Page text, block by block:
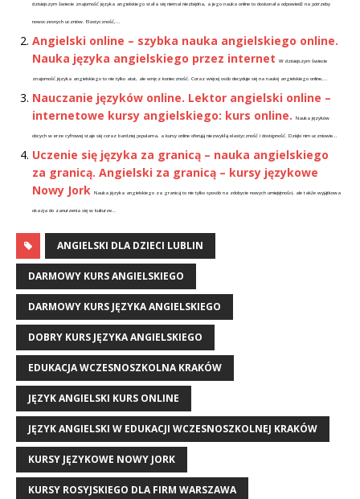
dzisiejszym świecie znajomość języka angielskiego stała się niemal niezbędna, a jego nauka online to doskonała odpowiedź na potrzeby
nowoczesnych uczniów. Elastyczność,...
Angielski online – szybka nauka angielskiego online.
Nauka języka angielskiego przez internet
W dzisiejszym świecie
znajomość języka angielskiego to nie tylko atut, ale wręcz konieczność. Coraz więcej osób decyduje się na naukę angielskiego online,...
Nauczanie języków online. Lektor angielski online –
internetowe kursy angielskiego: kurs online.
Nauka języków
obcych w erze cyfrowej staje się coraz bardziej popularna, a kursy online oferują niezwykłą elastyczność i dostępność. Dzięki nim uczniowie...
Uczenie się języka za granicą – nauka angielskiego
za granicą. Angielski za granicą – kursy językowe
Nowy Jork Nauka języka angielskiego za granicą to nie tylko sposób na zdobycie nowych umiejętności, ale także wyjątkowa
okazja do zanurzenia się w kulturze...
ANGIELSKI DLA DZIECI LUBLIN
DARMOWY KURS ANGIELSKIEGO
DARMOWY KURS JĘZYKA ANGIELSKIEGO
DOBRY KURS JĘZYKA ANGIELSKIEGO
EDUKACJA WCZESNOSZKOLNA KRAKÓW
JĘZYK ANGIELSKI KURS ONLINE
JĘZYK ANGIELSKI W EDUKACJI WCZESNOSZKOLNEJ KRAKÓW
KURSY JĘZYKOWE NOWY JORK
KURSY ROSYJSKIEGO DLA FIRM WARSZAWA